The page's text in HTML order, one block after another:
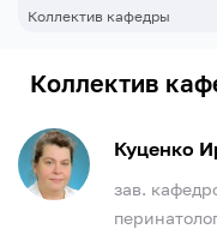
Коллектив кафедры
Коллектив
Куценко
зав.